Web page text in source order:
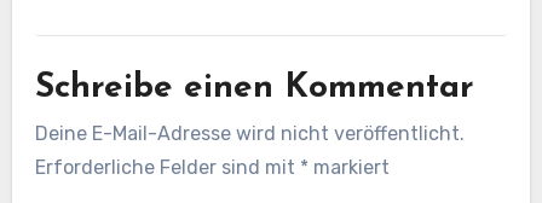
Schreibe einen Kommentar
Deine E-Mail-Adresse wird nicht veröffentlicht.
Erforderliche Felder sind mit * markiert